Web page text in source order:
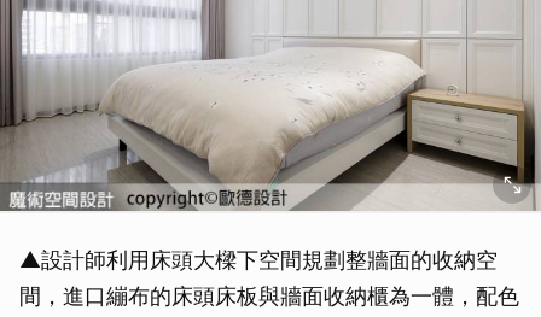
▲設計師利用床頭大樑下空間規劃整牆面的收納空
間，進口繃布的床頭床板與牆面收納櫃為一體，配色
取消